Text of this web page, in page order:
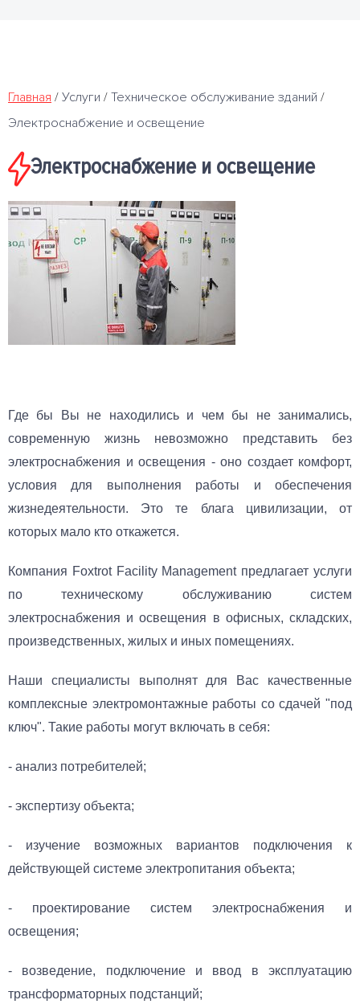
Главная / Услуги / Техническое обслуживание зданий /
Электроснабжение и освещение
Электроснабжение и освещение
Где бы Вы не находились и чем бы не занимались,
современную жизнь невозможно представить без
электроснабжения и освещения - оно создает комфорт,
условия для выполнения работы и обеспечения
жизнедеятельности. Это те блага цивилизации, от
которых мало кто откажется.
Компания Foxtrot Facility Management предлагает услуги
по техническому обслуживанию систем
электроснабжения и освещения в офисных, складских,
произведственных, жилых и иных помещениях.
Наши специалисты выполнят для Вас качественные
комплексные электромонтажные работы со сдачей "под
ключ". Такие работы могут включать в себя:
- анализ потребителей;
- экспертизу объекта;
- изучение возможных вариантов подключения к
действующей системе электропитания объекта;
- проектирование систем электроснабжения и
освещения;
- возведение, подключение и ввод в эксплуатацию
трансформаторных подстанций;